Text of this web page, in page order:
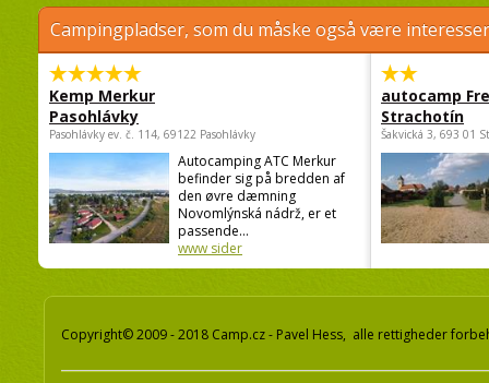
Campingpladser, som du måske også være
Kemp Merkur
Pasohlávky
Pasohlávky ev. č. 114, 69122 Pasohlávky
Autocamping ATC Merkur
befinder sig på bredden af
den øvre dæmning
Novomlýnská nádrž, er et
passende...
www sider
autocamp
Strachotín
Šakvická 3, 693 01
Copyright© 2009 - 2018 Camp.cz - Pavel Hess, alle rettigheder